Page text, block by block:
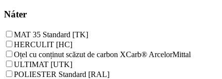
Náter
MAT 35 Standard [TK]
HERCULIT [HC]
Oțel cu conținut scăzut de carbon XCarb® ArcelorMittal
ULTIMAT [UTK]
POLIESTER Standard [RAL]